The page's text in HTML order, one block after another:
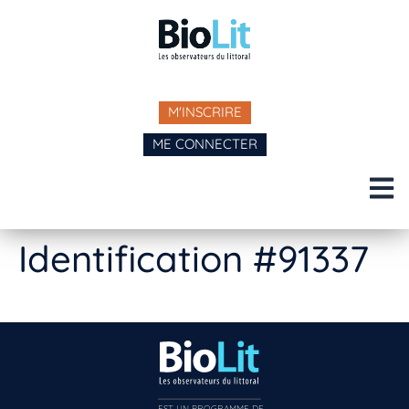
M'INSCRIRE
ME CONNECTER
Identification #91337